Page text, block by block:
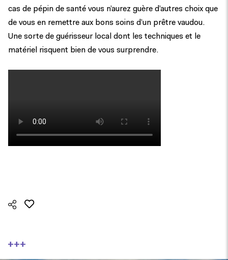
cas de pépin de santé vous n’aurez guère d’autres choix que
de vous en remettre aux bons soins d’un prêtre vaudou.
Une sorte de guérisseur local dont les techniques et le
matériel risquent bien de vous surprendre.
+++